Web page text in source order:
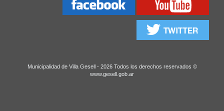
Municipalidad de Villa Gesell - 2026 Todos los derechos reservados ©
www.gesell.gob.ar